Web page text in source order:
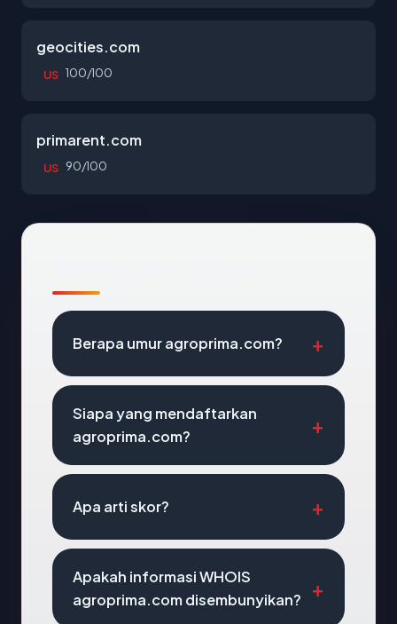
geocities.com
US 100/100
primarent.com
US 90/100
Berapa umur agroprima.com?
Siapa yang mendaftarkan
agroprima.com?
Apa arti skor?
Apakah informasi WHOIS
agroprima.com disembunyikan?